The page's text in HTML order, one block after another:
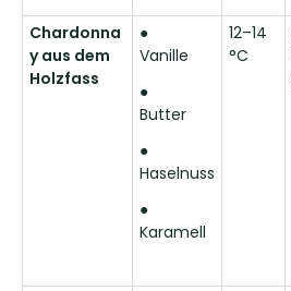
Chardonna
y aus dem
Holzfass
●
Vanille
●
Butter
●
Haselnuss
●
Karamell
12–14
°C